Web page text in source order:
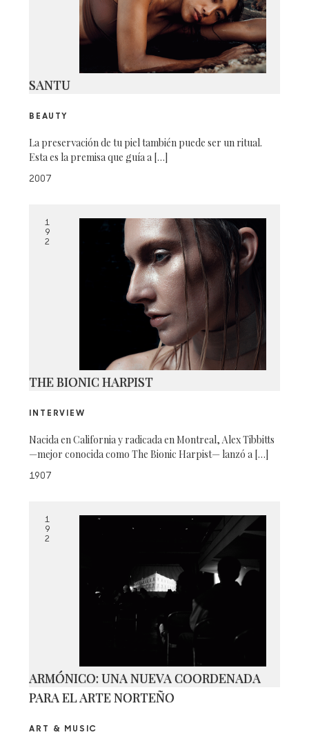
SANTU
BEAUTY
La preservación de tu piel también puede ser un ritual.
Esta es la premisa que guía a […]
2007
1
9
2
THE BIONIC HARPIST
INTERVIEW
Nacida en California y radicada en Montreal, Alex Tibbitts
—mejor conocida como The Bionic Harpist— lanzó a […]
1907
1
9
2
ARMÓNICO: UNA NUEVA COORDENADA
PARA EL ARTE NORTEÑO
ART & MUSIC